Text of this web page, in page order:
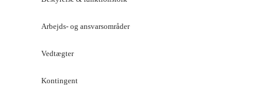
Arbejds- og ansvarsområder
Vedtægter
Kontingent